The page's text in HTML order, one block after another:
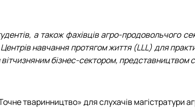
а також фахівців агро-продовольчого
навчання протягом життя (LLL) для
бізнес-сектором, представництвом
тваринництво» для слухачів магістратури